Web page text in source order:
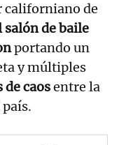
californiano de
de baile
portando un
y múltiples
de caosentre la